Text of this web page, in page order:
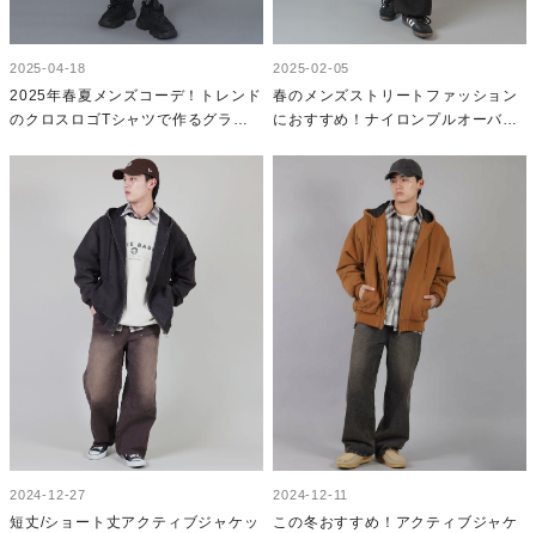
2025-04-18
2025年春夏メンズコーデ！トレンド
のクロスロゴTシャツで作るグラン
2025-02-05
春のメンズストリートファッション
におすすめ！ナイロンプルオーバー
2024-12-27
短丈/ショート丈アクティブジャケッ
2024-12-11
この冬おすすめ！アクティブジャケ